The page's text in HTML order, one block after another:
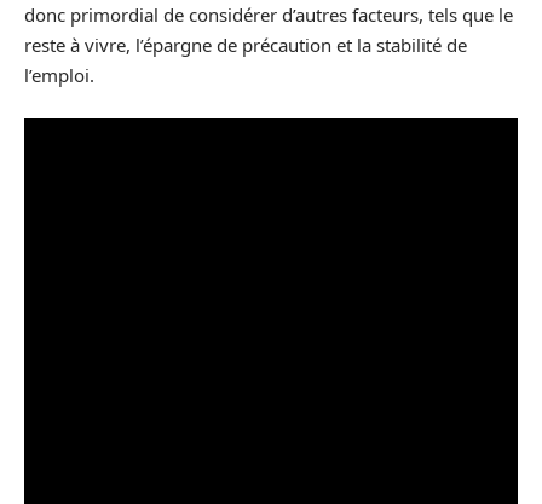
donc primordial de considérer d’autres facteurs, tels que le
reste à vivre, l’épargne de précaution et la stabilité de
l’emploi.